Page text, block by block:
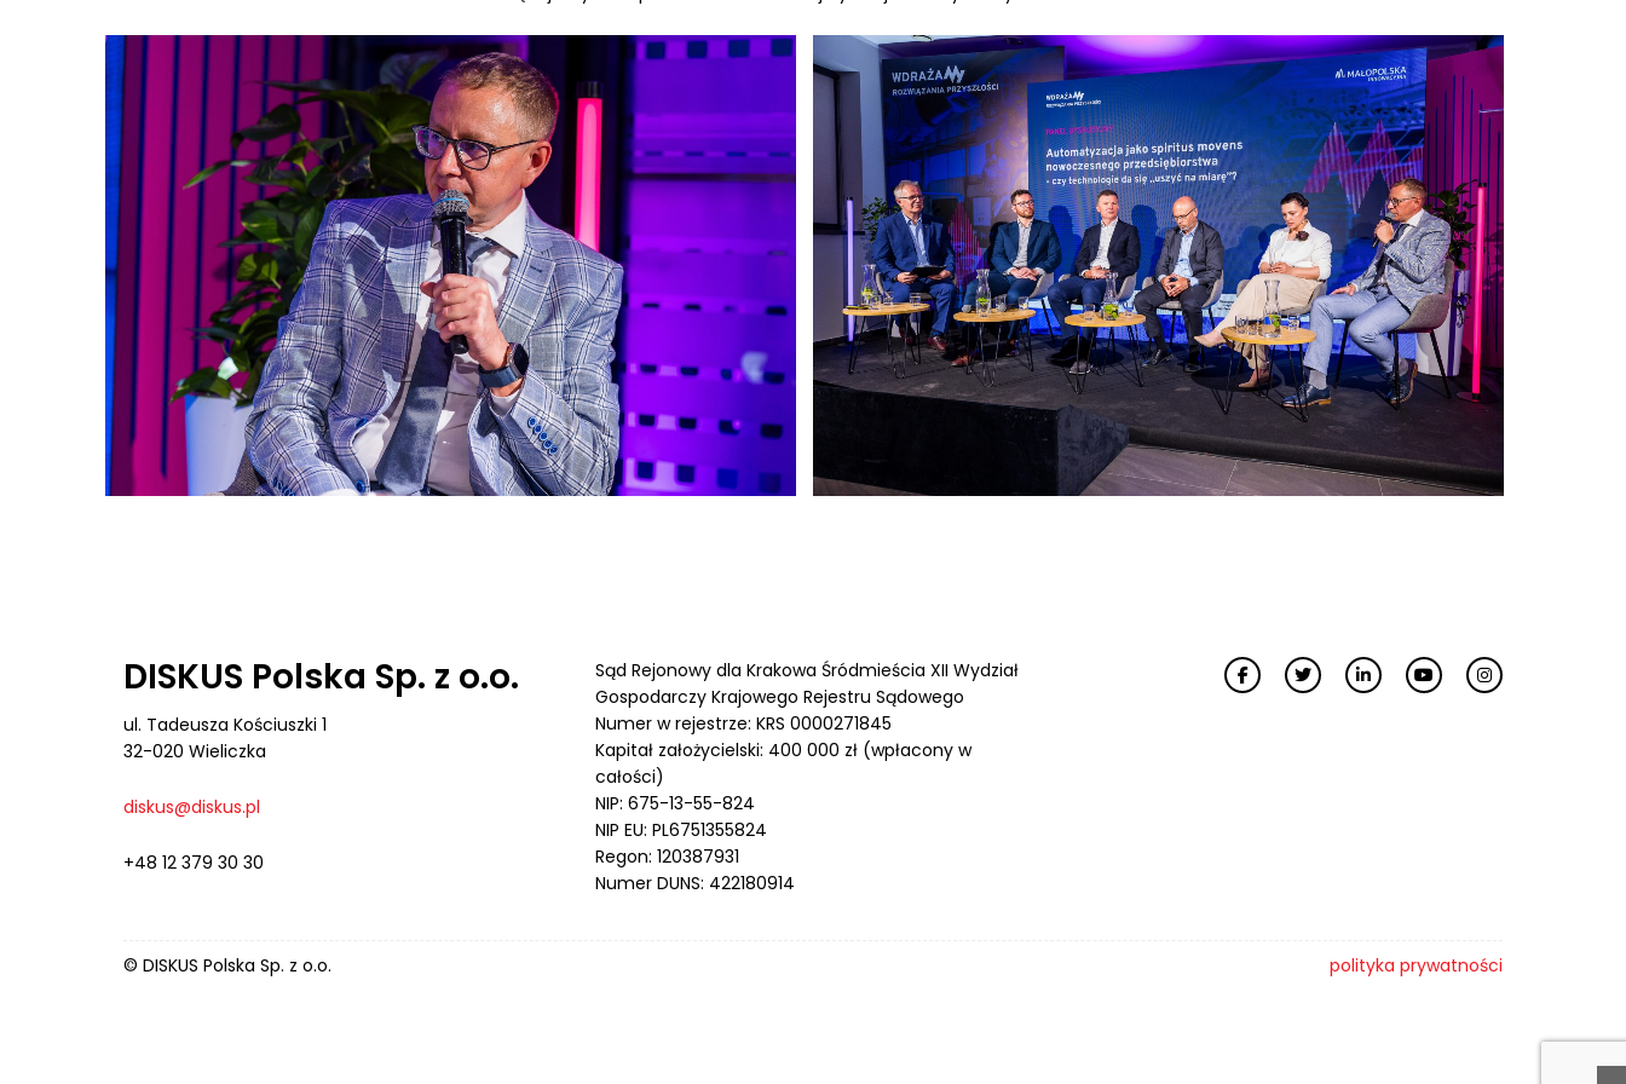
DISKUS Polska Sp. z o.o.
ul. Tadeusza Kościuszki 1
32-020 Wieliczka
diskus@diskus.pl
+48 12 379 30 30
Sąd Rejonowy dla Krakowa Śródmieścia XII Wydział
Gospodarczy Krajowego Rejestru Sądowego
Numer w rejestrze: KRS 0000271845
Kapitał założycielski: 400 000 zł (wpłacony w
całości)
NIP: 675-13-55-824
NIP EU: PL6751355824
Regon: 120387931
Numer DUNS: 422180914
© DISKUS Polska Sp. z o.o. polityka prywatności